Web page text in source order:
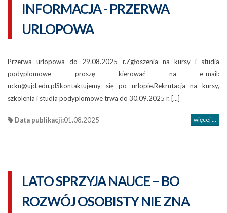
INFORMACJA - PRZERWA
URLOPOWA
Przerwa urlopowa do 29.08.2025 r.Zgłoszenia na kursy i studia
podyplomowe proszę kierować na e-mail:
ucku@ujd.edu.plSkontaktujemy się po urlopie.Rekrutacja na kursy,
szkolenia i studia podyplomowe trwa do 30.09.2025 r. [...]
Data publikacji:01.08.2025 więcej ...
LATO SPRZYJA NAUCE – BO
ROZWÓJ OSOBISTY NIE ZNA